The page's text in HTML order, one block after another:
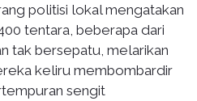
politisi lokal mengatakan
tentara, beberapa dari
tak bersepatu, melarikan
keliru membombardir
sengit